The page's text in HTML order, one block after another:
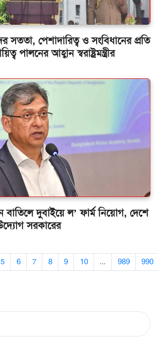
সততা, পেশাদারিত্ব ও সংবিধানের প্রতি
পালনের আহ্বান স্বরাষ্ট্রমন্ত্রীর
বাতিলে দুবাইয়ে ল’ ফার্ম নিয়োগ, দেশে
সরকারের
5 6 7 8 9 10 ... 989 990